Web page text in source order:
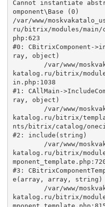
Cannot instantiate
omponent\Base (0)
/var/www/
ru/bitrix/modules/main/
php:623
#0: CBitrixComponent-
ray, object)
katalog.ru/bitrix/
in.php:1038
#1: CAllMain-
ray, object)
katalog.ru/bitrix/
nts/bitrix/catalog/
#2: include(string)
katalog.ru/bitrix/
#3:
e(array, array, string)
katalog.ru/bitrix/